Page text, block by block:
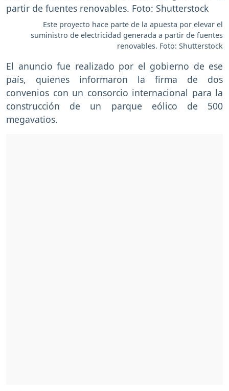
Este proyecto hace parte de la apuesta por elevar el
suministro de electricidad generada a partir de fuentes
renovables. Foto: Shutterstock
El anuncio fue realizado por el gobierno de ese
país, quienes informaron la firma de dos
convenios con un consorcio internacional para la
construcción de un parque eólico de 500
megavatios.